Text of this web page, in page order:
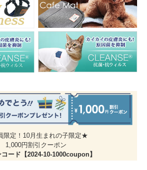
限定！10月生まれの子限定★
1,000円割引クーポン
ード【2024-10-1000coupon】